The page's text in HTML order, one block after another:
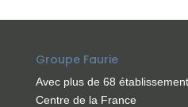
Groupe Faurie
Avec plus de 68
Centre de la France